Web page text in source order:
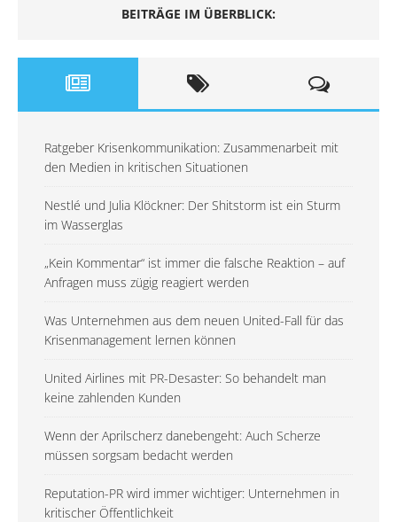
BEITRÄGE IM ÜBERBLICK:
Ratgeber Krisenkommunikation: Zusammenarbeit mit
den Medien in kritischen Situationen
Nestlé und Julia Klöckner: Der Shitstorm ist ein Sturm
im Wasserglas
„Kein Kommentar“ ist immer die falsche Reaktion – auf
Anfragen muss zügig reagiert werden
Was Unternehmen aus dem neuen United-Fall für das
Krisenmanagement lernen können
United Airlines mit PR-Desaster: So behandelt man
keine zahlenden Kunden
Wenn der Aprilscherz danebengeht: Auch Scherze
müssen sorgsam bedacht werden
Reputation-PR wird immer wichtiger: Unternehmen in
kritischer Öffentlichkeit